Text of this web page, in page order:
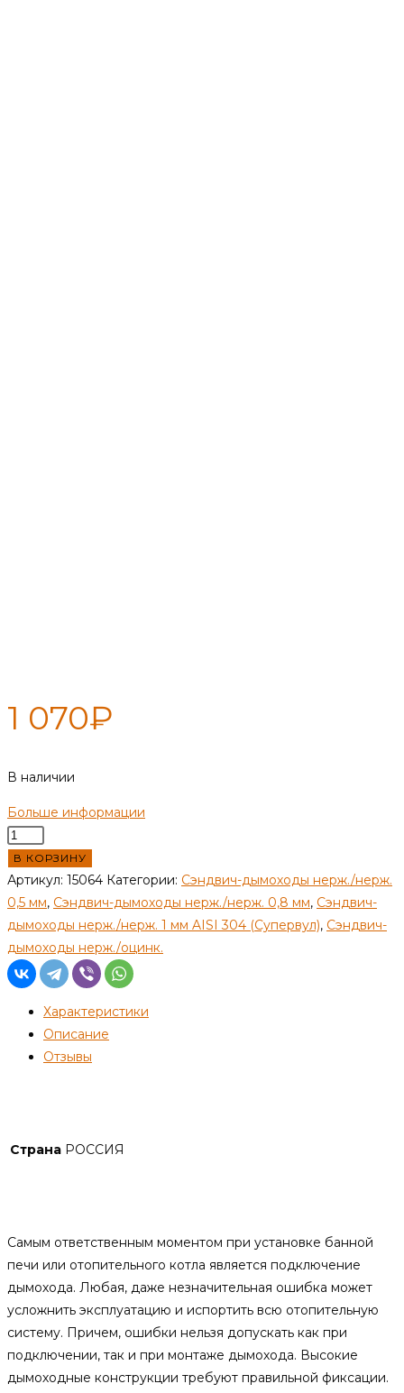
1 070₽
В наличии
Больше информации
Количество
товара
Кронштейн
стеновой
(длина
до
хомута
90
280
мм
В КОРЗИНУ
Артикул: 15064 Категории: Сэндвич-дымоходы нерж./нерж.
0,5 мм, Сэндвич-дымоходы нерж./нерж. 0,8 мм, Сэндвич-
дымоходы нерж./нерж. 1 мм AISI 304 (Супервул), Сэндвич-
дымоходы нерж./оцинк.
Характеристики
Описание
Отзывы
Страна РОССИЯ
Самым ответственным моментом при установке банной
печи или отопительного котла является подключение
дымохода. Любая, даже незначительная ошибка может
усложнить эксплуатацию и испортить всю отопительную
систему. Причем, ошибки нельзя допускать как при
подключении, так и при монтаже дымохода. Высокие
дымоходные конструкции требуют правильной фиксации.